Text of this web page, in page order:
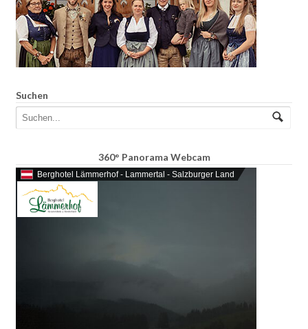
Suchen
360° Panorama Webcam
Berghotel Lämmerhof - Lammertal - Salzburger Land